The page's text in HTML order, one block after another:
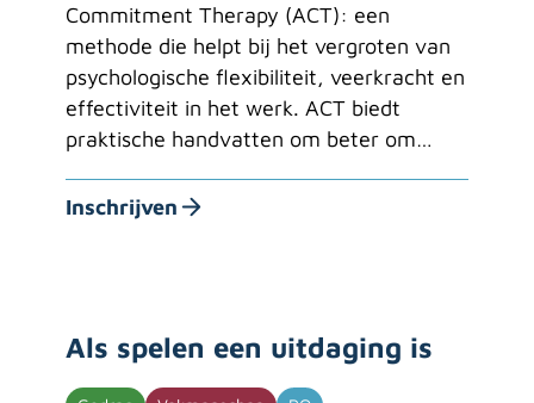
Commitment Therapy (ACT): een
methode die helpt bij het vergroten van
psychologische flexibiliteit, veerkracht en
effectiviteit in het werk. ACT biedt
praktische handvatten om beter om…
Inschrijven
Als spelen een uitdaging is